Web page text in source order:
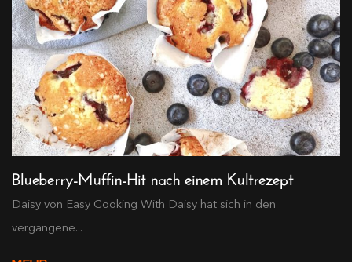
Blueberry-Muffin-Hit nach einem Kultrezept
Daisy von Easy Cooking With Daisy hat sich in den
vergangene...